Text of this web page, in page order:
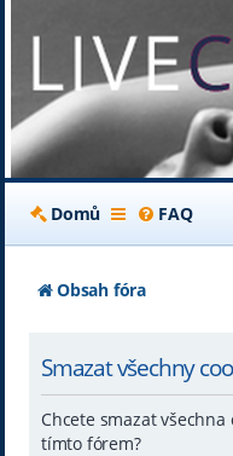
Domů FAQ
Obsah fóra
Smazat všechny
Chcete smazat
tímto fórem?